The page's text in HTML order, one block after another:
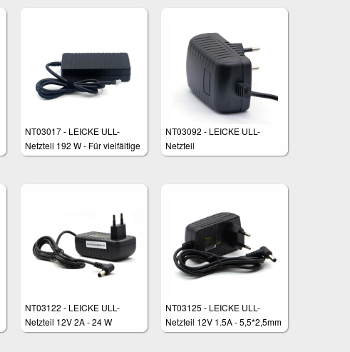
NT03017 - LEICKE ULL-
Netzteil 192 W - Für vielfältige
Anwendungen wie Router,
NT03092 - LEICKE ULL-
Netzteil
NT03122 - LEICKE ULL-
Netzteil 12V 2A - 24 W
NT03125 - LEICKE ULL-
Netzteil 12V 1.5A - 5,5*2,5mm
Stecker